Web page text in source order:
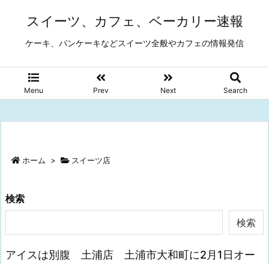
スイーツ、カフェ、ベーカリー速報
ケーキ、パンケーキなどスイーツ全般やカフェの情報発信
Menu Prev Next Search
ホーム > スイーツ店
検索
検索
アイスは別腹 土浦店 土浦市大和町に2月1日オー